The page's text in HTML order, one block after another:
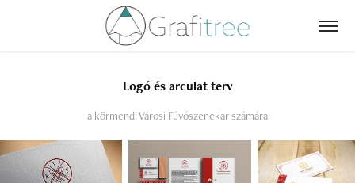
Logó és arculat terv
a körmendi Városi Fúvószenekar számára